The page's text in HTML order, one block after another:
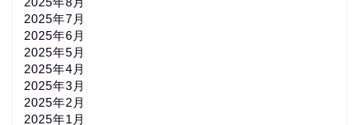
2025年7月
2025年6月
2025年5月
2025年4月
2025年3月
2025年2月
2025年1月